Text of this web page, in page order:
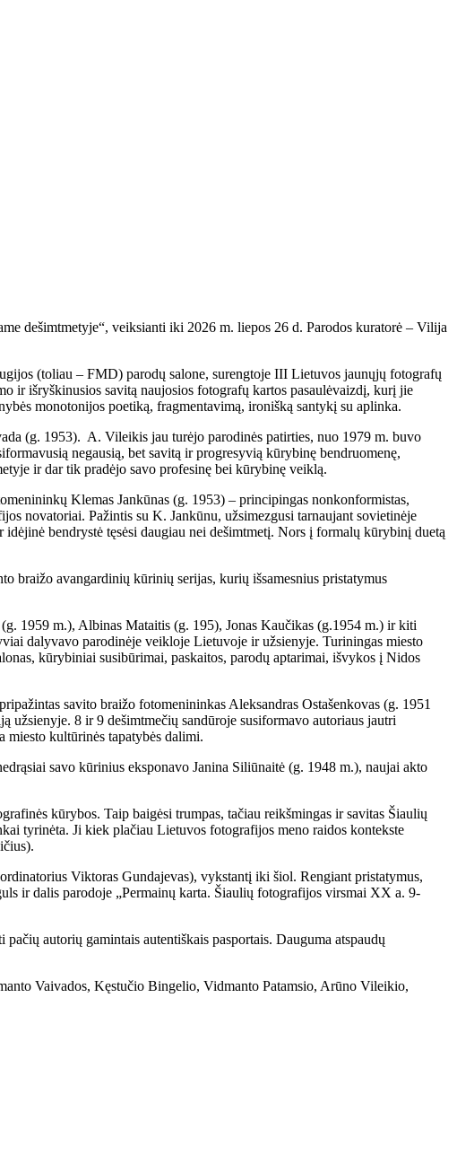
dešimtmetyje“, veiksianti iki 2026 m. liepos 26 d. Parodos kuratorė – Vilija
(toliau – FMD) parodų salone, surengtoje III Lietuvos jaunųjų fotografų
ir išryškinusios savitą naujosios fotografų kartos pasaulėvaizdį, kurį jie
monotonijos poetiką, fragmentavimą, ironišką santykį su aplinka.
(g. 1953). A. Vileikis jau turėjo parodinės patirties, nuo 1979 m. buvo
negausią, bet savitą ir progresyvią kūrybinę bendruomenę,
ir dar tik pradėjo savo profesinę bei kūrybinę veiklą.
Klemas Jankūnas (g. 1953) – principingas nonkonformistas,
novatoriai. Pažintis su K. Jankūnu, užsimezgusi tarnaujant sovietinėje
bendrystė tęsėsi daugiau nei dešimtmetį. Nors į formalų kūrybinį duetą
braižo avangardinių kūrinių serijas, kurių išsamesnius pristatymus
1959 m.), Albinas Mataitis (g. 195), Jonas Kaučikas (g.1954 m.) ir kiti
dalyvavo parodinėje veikloje Lietuvoje ir užsienyje. Turiningas miesto
kūrybiniai susibūrimai, paskaitos, parodų aptarimai, išvykos į Nidos
savito braižo fotomenininkas Aleksandras Ostašenkovas (g. 1951
8 ir 9 dešimtmečių sandūroje susiformavo autoriaus jautri
kultūrinės tapatybės dalimi.
savo kūrinius eksponavo Janina Siliūnaitė (g. 1948 m.), naujai akto
kūrybos. Taip baigėsi trumpas, tačiau reikšmingas ir savitas Šiaulių
tyrinėta. Ji kiek plačiau Lietuvos fotografijos meno raidos kontekste
Viktoras Gundajevas), vykstantį iki šiol. Rengiant pristatymus,
ir dalis parodoje „Permainų karta. Šiaulių fotografijos virsmai XX a. 9-
autorių gamintais autentiškais pasportais. Dauguma atspaudų
Vaivados, Kęstučio Bingelio, Vidmanto Patamsio, Arūno Vileikio,